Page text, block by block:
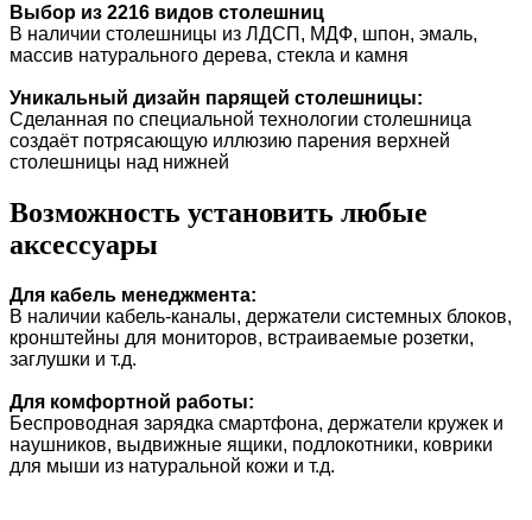
Выбор из 2216 видов столешниц
В наличии столешницы из ЛДСП, МДФ, шпон, эмаль,
массив натурального дерева, стекла и камня
Уникальный дизайн парящей столешницы:
Сделанная по специальной технологии столешница
создаёт потрясающую иллюзию парения верхней
столешницы над нижней
Возможность установить любые
аксессуары
Для кабель менеджмента:
В наличии кабель-каналы, держатели системных блоков,
кронштейны для мониторов, встраиваемые розетки,
заглушки и т.д.
Для комфортной работы:
Беспроводная зарядка смартфона, держатели кружек и
наушников, выдвижные ящики, подлокотники, коврики
для мыши из натуральной кожи и т.д.